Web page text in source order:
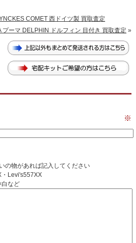
COMET 西ドイツ製 買取査定
プーマ DELPHIN ドルフィン 目付き 買取査定 »
※
の物があれば記入してください
Levi's557XX
など